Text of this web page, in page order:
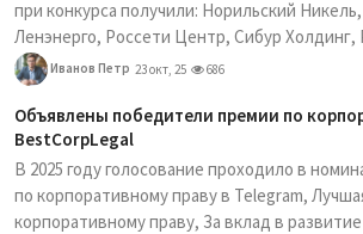
при конкурса получили: Норильский
Ленэнерго, Россети Центр, Сибур Холдинг,
Иванов Петр 23 окт, 25 686
Объявлены победители премии по
BestCorpLegal
В 2025 году голосование проходило в
по корпоративному праву в Telegram,
корпоративному праву, За вклад в